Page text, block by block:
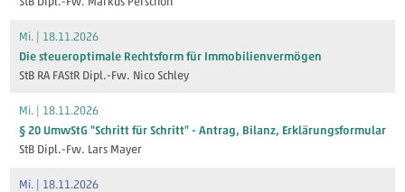
Mi. | 18.11.2026
Die steueroptimale Rechtsform für Immobilienvermögen
StB RA FAStR Dipl.-Fw. Nico Schley
Mi. | 18.11.2026
§ 20 UmwStG "Schritt für Schritt" - Antrag, Bilanz, Erklärungsformular
StB Dipl.-Fw. Lars Mayer
Mi. | 18.11.2026